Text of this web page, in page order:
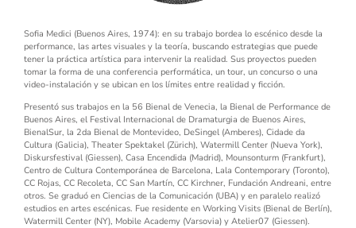
Sofia Medici (Buenos Aires, 1974): en su trabajo bordea lo escénico desde la
performance, las artes visuales y la teoría, buscando estrategias que puede
tener la práctica artística para intervenir la realidad. Sus proyectos pueden
tomar la forma de una conferencia performática, un tour, un concurso o una
video-instalación y se ubican en los límites entre realidad y ficción.
Presentó sus trabajos en la 56 Bienal de Venecia, la Bienal de Performance de
Buenos Aires, el Festival Internacional de Dramaturgia de Buenos Aires,
BienalSur, la 2da Bienal de Montevideo, DeSingel (Amberes), Cidade da
Cultura (Galicia), Theater Spektakel (Zürich), Watermill Center (Nueva York),
Diskursfestival (Giessen), Casa Encendida (Madrid), Mounsonturm (Frankfurt),
Centro de Cultura Contemporánea de Barcelona, Lala Contemporary (Toronto),
CC Rojas, CC Recoleta, CC San Martín, CC Kirchner, Fundación Andreani, entre
otros. Se graduó en Ciencias de la Comunicación (UBA) y en paralelo realizó
estudios en artes escénicas. Fue residente en Working Visits (Bienal de Berlín),
Watermill Center (NY), Mobile Academy (Varsovia) y Atelier07 (Giessen).